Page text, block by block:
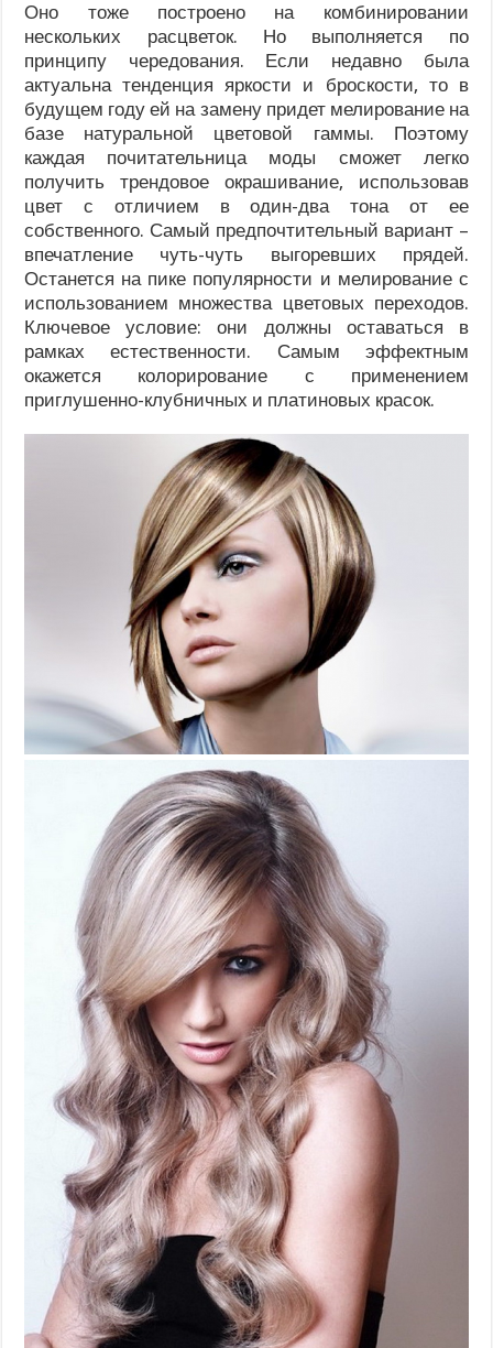
Оно тоже построено на комбинировании
нескольких расцветок. Но выполняется по
принципу чередования. Если недавно была
актуальна тенденция яркости и броскости, то в
будущем году ей на замену придет мелирование на
базе натуральной цветовой гаммы. Поэтому
каждая почитательница моды сможет легко
получить трендовое окрашивание, использовав
цвет с отличием в один-два тона от ее
собственного. Самый предпочтительный вариант –
впечатление чуть-чуть выгоревших прядей.
Останется на пике популярности и мелирование с
использованием множества цветовых переходов.
Ключевое условие: они должны оставаться в
рамках естественности. Самым эффектным
окажется колорирование с применением
приглушенно-клубничных и платиновых красок.